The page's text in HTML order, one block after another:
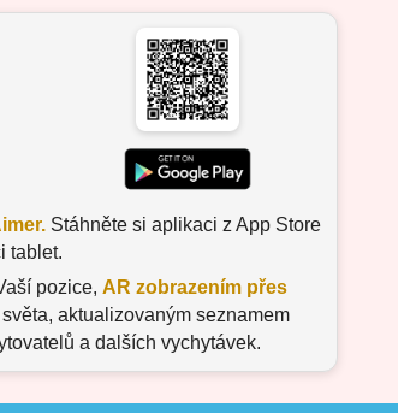
Stáhněte si aplikaci z App Store
tablet.
pozice, AR zobrazením přes
aktualizovaným seznamem
a dalších vychytávek.